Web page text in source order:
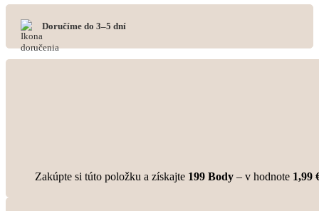
Doručíme do 3–5 dní
Zakúpte si túto položku a získajte 199 Body – v hodnote 1,99